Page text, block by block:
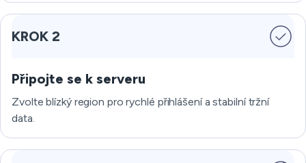
KROK 2
Připojte se k serveru
Zvolte blízký region pro rychlé přihlášení a stabilní tržní
data.